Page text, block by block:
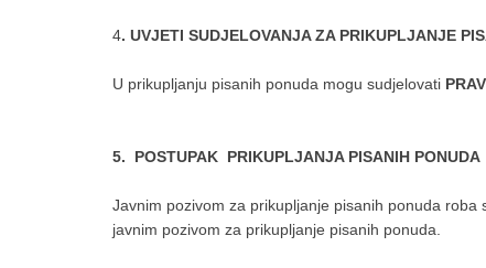
4. UVJETI SUDJELOVANJA ZA PRIKUPLJANJE
U prikupljanju pisanih ponuda mogu sudjelovati
5. POSTUPAK PRIKUPLJANJA PISANIH PONUDA
Javnim pozivom za prikupljanje pisanih ponuda
javnim pozivom za prikupljanje pisanih ponuda.